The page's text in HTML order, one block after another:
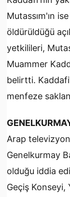
Mutassım'ın
öldürüldüğü
yetkilileri,
Muammer
belirtti.
menfeze
Arap
Genelkurmay
olduğu iddia
Geçiş Konseyi,